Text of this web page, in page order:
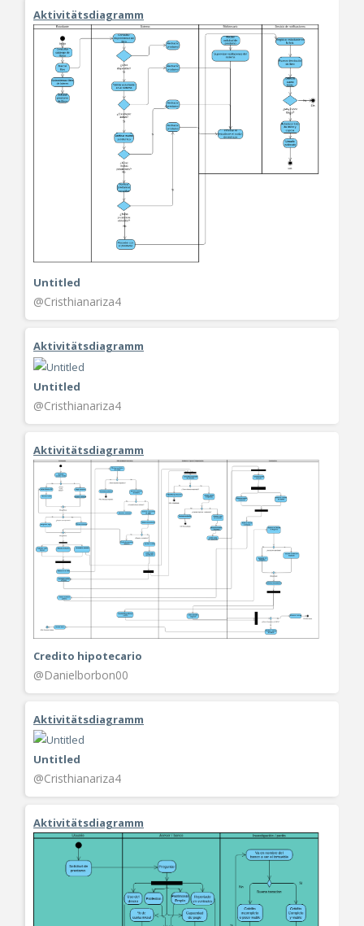
Aktivitätsdiagramm
Untitled
@Cristhianariza4
Aktivitätsdiagramm
Untitled
@Cristhianariza4
Aktivitätsdiagramm
Credito hipotecario
@Danielborbon00
Aktivitätsdiagramm
Untitled
@Cristhianariza4
Aktivitätsdiagramm